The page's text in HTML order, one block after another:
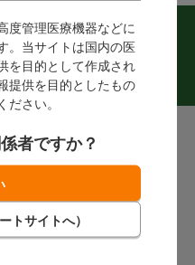
度管理医療機器などに
。当サイトは国内の医
を目的として作成され
提供を目的としたもの
ださい。
者ですか？
らご注文
在庫処分市
ログ
利用案内
払方法
品・交換について